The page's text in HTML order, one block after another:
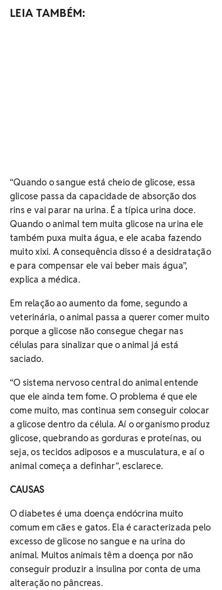
LEIA TAMBÉM:
“Quando o sangue está cheio de glicose, essa
glicose passa da capacidade de absorção dos
rins e vai parar na urina. É a típica urina doce.
Quando o animal tem muita glicose na urina ele
também puxa muita água, e ele acaba fazendo
muito xixi. A consequência disso é a desidratação
e para compensar ele vai beber mais água”,
explica a médica.
Em relação ao aumento da fome, segundo a
veterinária, o animal passa a querer comer muito
porque a glicose não consegue chegar nas
células para sinalizar que o animal já está
saciado.
“O sistema nervoso central do animal entende
que ele ainda tem fome. O problema é que ele
come muito, mas continua sem conseguir colocar
a glicose dentro da célula. Aí o organismo produz
glicose, quebrando as gorduras e proteínas, ou
seja, os tecidos adiposos e a musculatura, e aí o
animal começa a definhar”, esclarece.
CAUSAS
O diabetes é uma doença endócrina muito
comum em cães e gatos. Ela é caracterizada pelo
excesso de glicose no sangue e na urina do
animal. Muitos animais têm a doença por não
conseguir produzir a insulina por conta de uma
alteração no pâncreas.